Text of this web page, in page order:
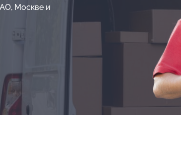
Москве и